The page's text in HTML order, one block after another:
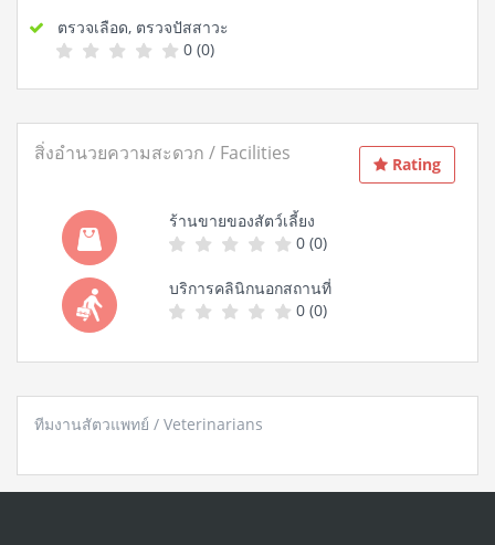
ตรวจเลือด, ตรวจปัสสาวะ
0 (0)
Rating
สิ่งอำนวยความสะดวก / Facilities
ร้านขายของสัตว์เลี้ยง
0 (0)
บริการคลินิกนอกสถานที่
0 (0)
ทีมงานสัตวแพทย์ / Veterinarians